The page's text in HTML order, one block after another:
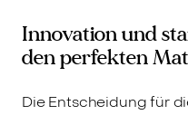
Innovation und
den perfekten
Die Entscheidung für